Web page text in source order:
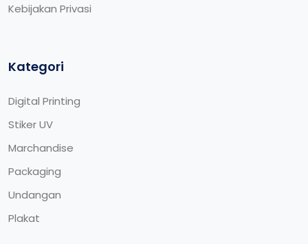
Kebijakan Privasi
Kategori
Digital Printing
Stiker UV
Marchandise
Packaging
Undangan
Plakat